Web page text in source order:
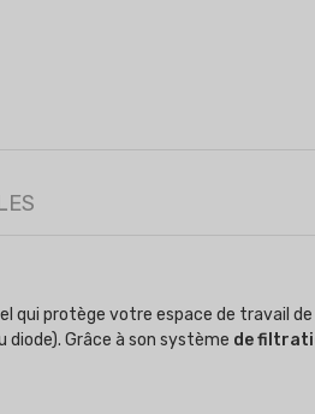
qui protège votre espace de travail
diode). Grâce à son système de